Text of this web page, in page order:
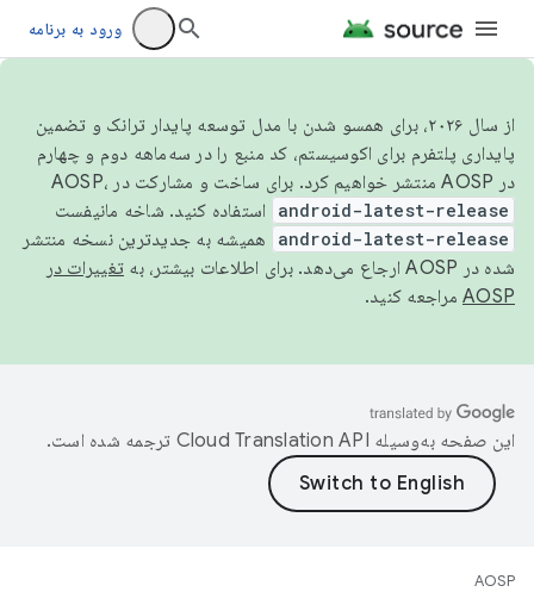
ورود به برنامه
از سال ۲۰۲۶، برای همسو شدن با مدل توسعه پایدار ترانک و تضمین
پایداری پلتفرم برای اکوسیستم، کد منبع را در سه‌ماهه دوم و چهارم
در AOSP منتشر خواهیم کرد. برای ساخت و مشارکت در AOSP،
android-latest-release استفاده کنید. شاخه مانیفست
android-latest-release
همیشه به جدیدترین نسخه منتشر
شده در AOSP ارجاع می‌دهد. برای اطلاعات بیشتر، به
تغییرات در
AOSP مراجعه کنید.
این صفحه به‌وسیله ترجمه شده است.
AOSP